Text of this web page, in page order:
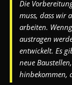
Die
muss, dass wir
arbeiten.
austragen
entwickelt. Es
neue
hinbekommen,